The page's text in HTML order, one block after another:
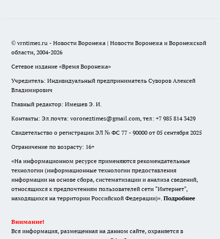
© vrntimes.ru - Новости Воронежа | Новости Воронежа и Воронежской
области, 2004-2026
Сетевое издание «Время Воронежа»
Учредитель: Индивидуальный предприниматель Суворов Алексей
Владимирович
Главный редактор: Имешев Э. И.
Контакты: Эл.почта: voroneztimes@gmail.com, тел: +7 985 814 3429
Свидетельство о регистрации ЭЛ № ФС 77 - 90000 от 05 сентября 2025
Ограничение по возрасту: 16+
«На информационном ресурсе применяются рекомендательные
технологии (информационные технологии предоставления
информации на основе сбора, систематизации и анализа сведений,
относящихся к предпочтениям пользователей сети "Интернет",
находящихся на территории Российской Федерации)». Подробнее
Внимание!
Вся информация, размещенная на данном сайте, охраняется в